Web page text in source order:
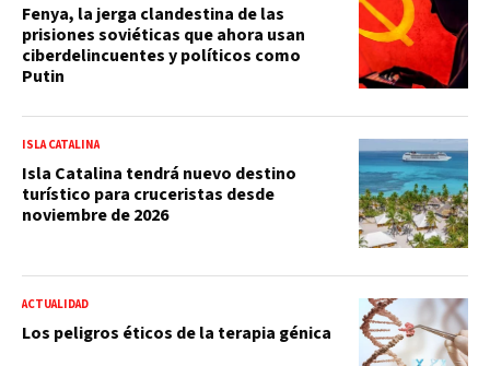
Fenya, la jerga clandestina de las
prisiones soviéticas que ahora usan
ciberdelincuentes y políticos como
Putin
ISLA CATALINA
Isla Catalina tendrá nuevo destino
turístico para cruceristas desde
noviembre de 2026
ACTUALIDAD
Los peligros éticos de la terapia génica